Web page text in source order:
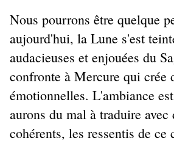
Nous pourrons être quelque
aujourd'hui, la Lune s'est
audacieuses et enjouées du
confronte à Mercure qui crée
émotionnelles. L'ambiance
aurons du mal à traduire avec
cohérents, les ressentis de ce